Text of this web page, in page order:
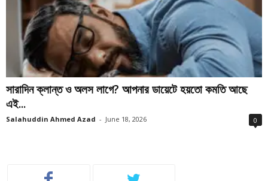
সারাদিন ক্লান্ত ও অলস লাগে? আপনার ডায়েটে হয়তো কমতি আছে
এই...
Salahuddin Ahmed Azad - June 18, 2026 0